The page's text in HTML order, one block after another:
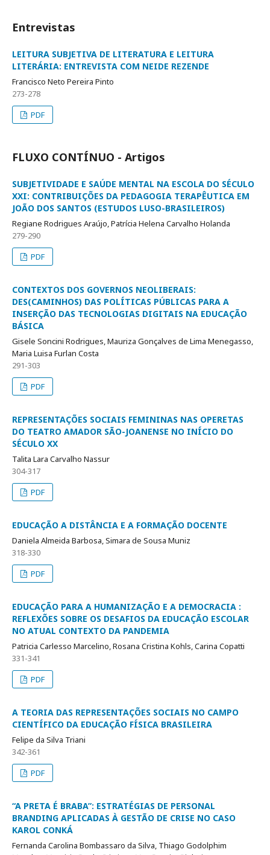
Entrevistas
LEITURA SUBJETIVA DE LITERATURA E LEITURA
LITERÁRIA: ENTREVISTA COM NEIDE REZENDE
Francisco Neto Pereira Pinto
273-278
PDF
FLUXO CONTÍNUO - Artigos
SUBJETIVIDADE E SAÚDE MENTAL NA ESCOLA DO SÉCULO
XXI: CONTRIBUIÇÕES DA PEDAGOGIA TERAPÊUTICA EM
JOÃO DOS SANTOS (ESTUDOS LUSO-BRASILEIROS)
Regiane Rodrigues Araújo, Patrícia Helena Carvalho Holanda
279-290
PDF
CONTEXTOS DOS GOVERNOS NEOLIBERAIS:
DES(CAMINHOS) DAS POLÍTICAS PÚBLICAS PARA A
INSERÇÃO DAS TECNOLOGIAS DIGITAIS NA EDUCAÇÃO
BÁSICA
Gisele Soncini Rodrigues, Mauriza Gonçalves de Lima Menegasso,
Maria Luisa Furlan Costa
291-303
PDF
REPRESENTAÇÕES SOCIAIS FEMININAS NAS OPERETAS
DO TEATRO AMADOR SÃO-JOANENSE NO INÍCIO DO
SÉCULO XX
Talita Lara Carvalho Nassur
304-317
PDF
EDUCAÇÃO A DISTÂNCIA E A FORMAÇÃO DOCENTE
Daniela Almeida Barbosa, Simara de Sousa Muniz
318-330
PDF
EDUCAÇÃO PARA A HUMANIZAÇÃO E A DEMOCRACIA :
REFLEXÕES SOBRE OS DESAFIOS DA EDUCAÇÃO ESCOLAR
NO ATUAL CONTEXTO DA PANDEMIA
Patricia Carlesso Marcelino, Rosana Cristina Kohls, Carina Copatti
331-341
PDF
A TEORIA DAS REPRESENTAÇÕES SOCIAIS NO CAMPO
CIENTÍFICO DA EDUCAÇÃO FÍSICA BRASILEIRA
Felipe da Silva Triani
342-361
PDF
“A PRETA É BRABA”: ESTRATÉGIAS DE PERSONAL
BRANDING APLICADAS À GESTÃO DE CRISE NO CASO
KAROL CONKÁ
Fernanda Carolina Bombassaro da Silva, Thiago Godolphim